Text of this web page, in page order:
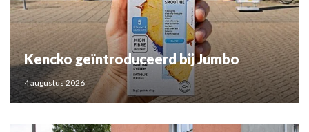
Kencko geïntroduceerd bij Jumbo
4 augustus 2026